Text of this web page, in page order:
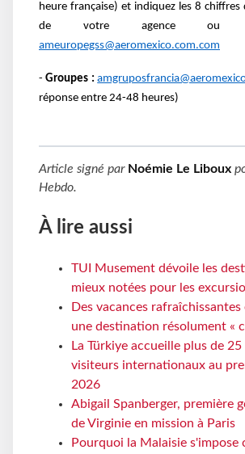
heure française) et indiquez les 8 chiffres
de votre agence ou
ameuropegss@aeromexico.com.com
-Groupes :
réponse entre 24-48 heures)
Article signé par Noémie Le Liboux
Hebdo.
À lire aussi
TUI Musement dévoile les
mieux notées pour les
Des vacances rafraîchissantes
une destination résolument «
La Türkiye accueille plus de
visiteurs internationaux au
2026
Abigail Spanberger, première
de Virginie en mission à Paris
Pourquoi la Malaisie s'impose